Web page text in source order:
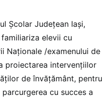
Școlar Județean Iași,
elevii cu
Naționale /examenului de
proiectarea intervențiilor
de învățământ, pentru
cu succes a